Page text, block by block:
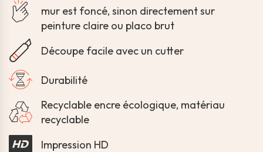
mur est foncé, sinon directement sur
peinture claire ou placo brut
Découpe facile avec un cutter
Durabilité
Recyclable encre écologique, matériau
recyclable
Impression HD